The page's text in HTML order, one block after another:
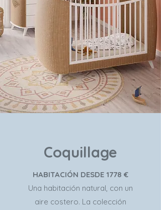
Coquillage
HABITACIÓN DESDE 1778 €
Una habitación natural, con un
aire costero. La colección